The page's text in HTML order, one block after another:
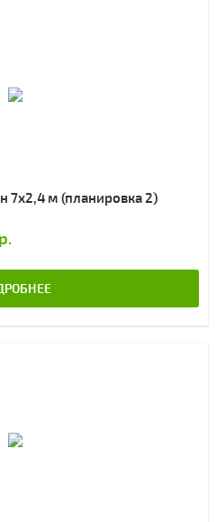
7х2,4 м (планировка 2)